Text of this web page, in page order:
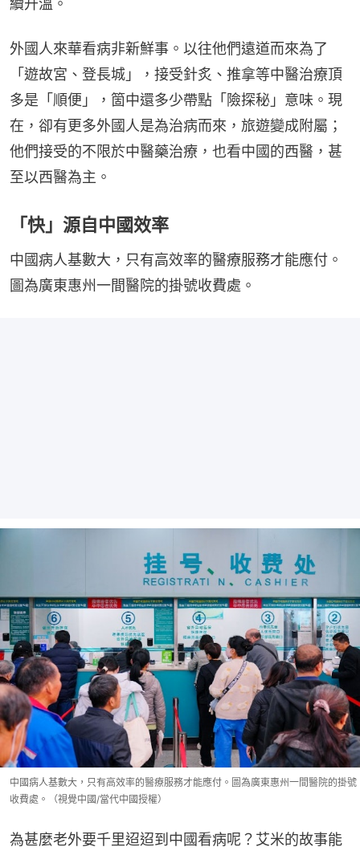
外國人來華看病非新鮮事。以往他們遠道而來為了
「遊故宮、登長城」，接受針炙、推拿等中醫治療頂
多是「順便」，箇中還多少帶點「險探秘」意味。現
在，卻有更多外國人是為治病而來，旅遊變成附屬；
他們接受的不限於中醫藥治療，也看中國的西醫，甚
至以西醫為主。
「快」源自中國效率
中國病人基數大，只有高效率的醫療服務才能應付。
圖為廣東惠州一間醫院的掛號收費處。
中國病人基數大，只有高效率的醫療服務才能應付。圖為廣東惠州一間醫院的掛號
收費處。（視覺中國/當代中國授權）
為甚麼老外要千里迢迢到中國看病呢？艾米的故事能